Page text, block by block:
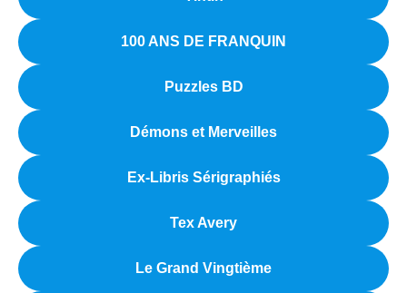
100 ANS DE FRANQUIN
Puzzles BD
Démons et Merveilles
Ex-Libris Sérigraphiés
Tex Avery
Le Grand Vingtième